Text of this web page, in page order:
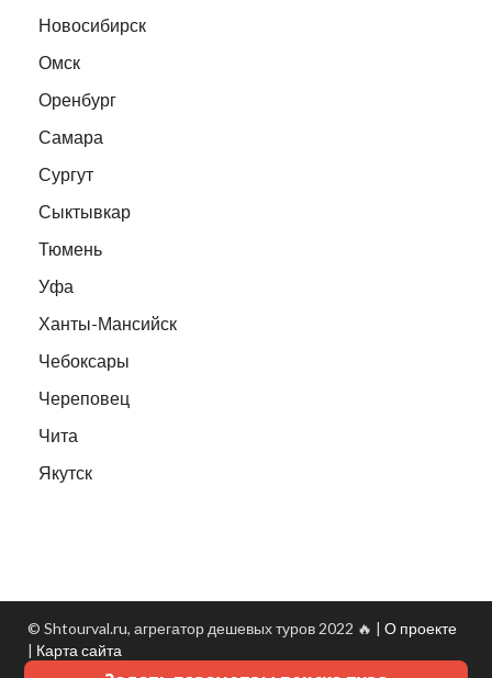
Новосибирск
Омск
Оренбург
Самара
Сургут
Сыктывкар
Тюмень
Уфа
Ханты-Мансийск
Чебоксары
Череповец
Чита
Якутск
© Shtourval.ru, агрегатор дешевых туров 2022 🔥 | О проекте
| Карта сайта